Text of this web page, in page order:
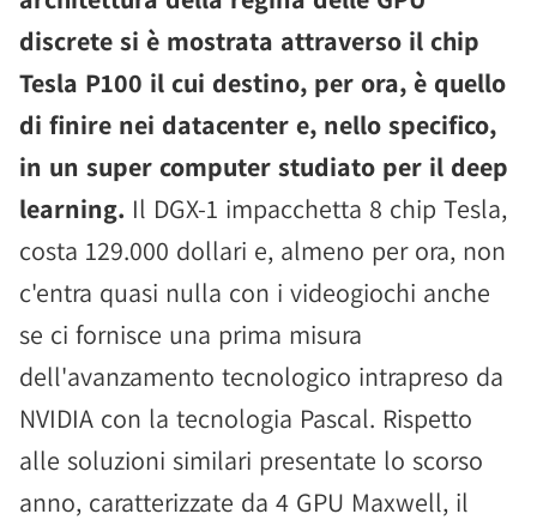
discrete si è mostrata attraverso il chip
Tesla P100 il cui destino, per ora, è quello
di finire nei datacenter e, nello specifico,
in un super computer studiato per il deep
learning. Il DGX-1 impacchetta 8 chip Tesla,
costa 129.000 dollari e, almeno per ora, non
c'entra quasi nulla con i videogiochi anche
se ci fornisce una prima misura
dell'avanzamento tecnologico intrapreso da
NVIDIA con la tecnologia Pascal. Rispetto
alle soluzioni similari presentate lo scorso
anno, caratterizzate da 4 GPU Maxwell, il